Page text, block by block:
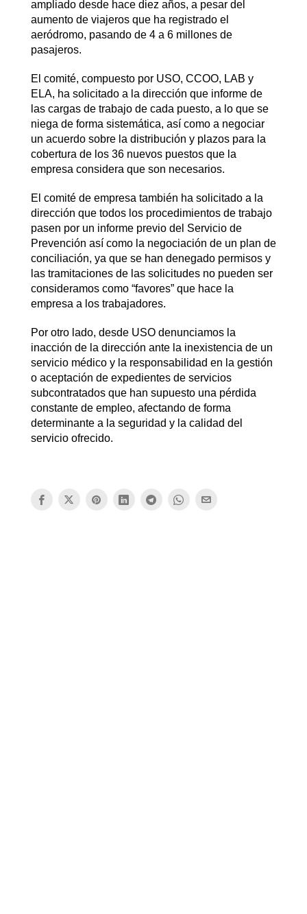
ampliado desde hace diez años, a pesar del
aumento de viajeros que ha registrado el
aeródromo, pasando de 4 a 6 millones de
pasajeros.
El comité, compuesto por USO, CCOO, LAB y
ELA, ha solicitado a la dirección que informe de
las cargas de trabajo de cada puesto, a lo que se
niega de forma sistemática, así como a negociar
un acuerdo sobre la distribución y plazos para la
cobertura de los 36 nuevos puestos que la
empresa considera que son necesarios.
El comité de empresa también ha solicitado a la
dirección que todos los procedimientos de trabajo
pasen por un informe previo del Servicio de
Prevención así como la negociación de un plan de
conciliación, ya que se han denegado permisos y
las tramitaciones de las solicitudes no pueden ser
consideramos como “favores” que hace la
empresa a los trabajadores.
Por otro lado, desde USO denunciamos la
inacción de la dirección ante la inexistencia de un
servicio médico y la responsabilidad en la gestión
o aceptación de expedientes de servicios
subcontratados que han supuesto una pérdida
constante de empleo, afectando de forma
determinante a la seguridad y la calidad del
servicio ofrecido.